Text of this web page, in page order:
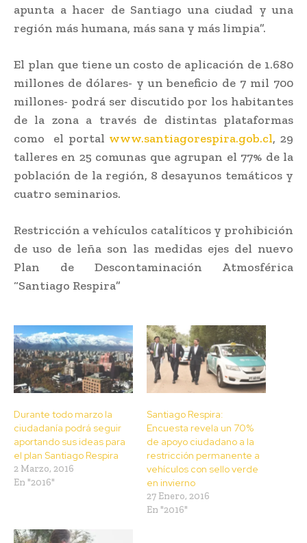
apunta a hacer de Santiago una ciudad y una
región más humana, más sana y más limpia”.
El plan que tiene un costo de aplicación de 1.680
millones de dólares- y un beneficio de 7 mil 700
millones- podrá ser discutido por los habitantes
de la zona a través de distintas plataformas
como el portal www.santiagorespira.gob.cl, 29
talleres en 25 comunas que agrupan el 77% de la
población de la región, 8 desayunos temáticos y
cuatro seminarios.
Restricción a vehículos catalíticos y prohibición
de uso de leña son las medidas ejes del nuevo
Plan de Descontaminación Atmosférica
“Santiago Respira”
Durante todo marzo la
ciudadanía podrá seguir
aportando sus ideas para
el plan Santiago Respira
2 Marzo, 2016
En "2016"
Santiago Respira:
Encuesta revela un 70%
de apoyo ciudadano a la
restricción permanente a
vehículos con sello verde
en invierno
27 Enero, 2016
En "2016"